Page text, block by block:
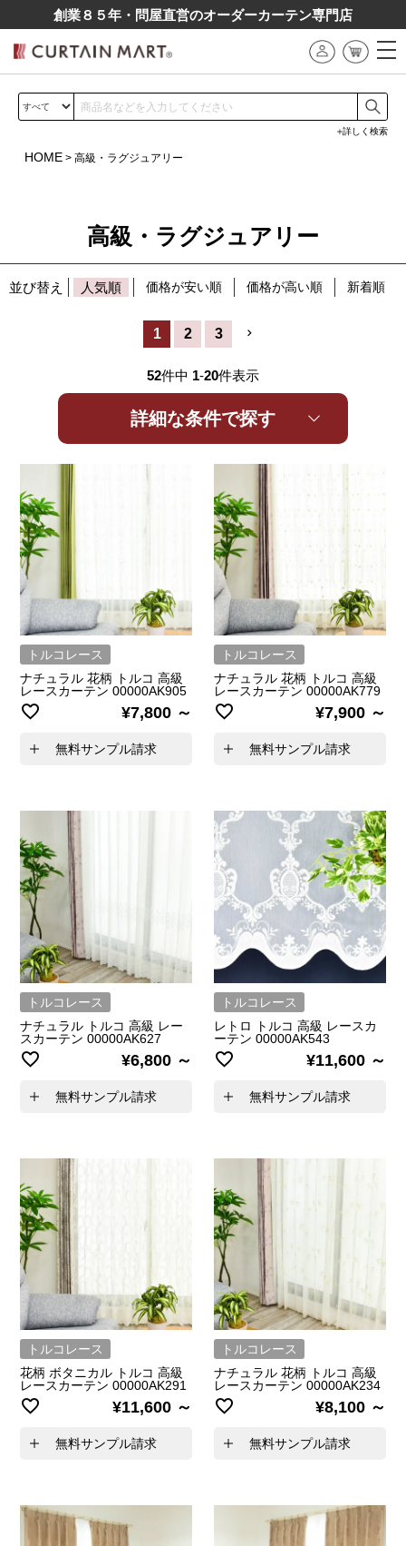
創業８５年・問屋直営のオーダーカーテン専⾨店
詳しく検索
HOME 高級・ラグジュアリー
詳細な条件で探す
高級・ラグジュアリー
並び替え 人気順 価格が安い順 価格が高い順 新着順
52件中 1-20件表示
1 2 3
トルコレース
ナチュラル 花柄 トルコ 高級
レースカーテン 00000AK905
¥7,800
無料サンプル請求
トルコレース
ナチュラル 花柄 トルコ 高級
レースカーテン 00000AK779
¥7,900
無料サンプル請求
トルコレース
ナチュラル トルコ 高級 レー
スカーテン 00000AK627
¥6,800
無料サンプル請求
トルコレース
レトロ トルコ 高級 レースカ
ーテン 00000AK543
¥11,600
無料サンプル請求
トルコレース
花柄 ボタニカル トルコ 高級
レースカーテン 00000AK291
¥11,600
無料サンプル請求
トルコレース
ナチュラル 花柄 トルコ 高級
レースカーテン 00000AK234
¥8,100
無料サンプル請求